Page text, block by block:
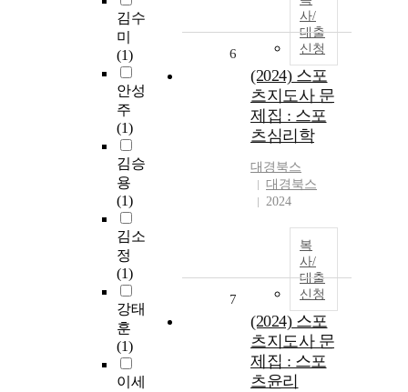
김수
미
(1)
안성
주
(1)
김승
용
(1)
김소
정
(1)
강태
훈
(1)
이세
사/
대출
신청
6
(2024) 스포
츠지도사 문
제집 : 스포
츠심리학
대경북스
대경북스
2024
복
사/
대출
신청
7
(2024) 스포
츠지도사 문
제집 : 스포
츠윤리